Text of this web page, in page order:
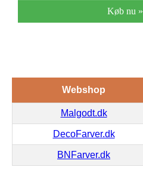
Køb nu »
Webshop
Malgodt.dk
DecoFarver.dk
BNFarver.dk